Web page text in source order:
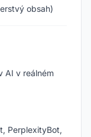
obsah)
AI v reálném
PerplexityBot,